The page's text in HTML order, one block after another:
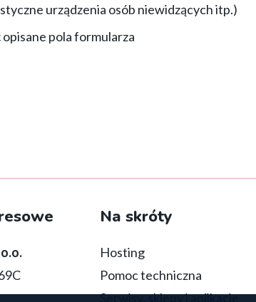
urządzenia osób niewidzących itp.)
pola formularza
Na skróty
Hosting
Pomoc techniczna
Serwisy, sklepy i aplikacje